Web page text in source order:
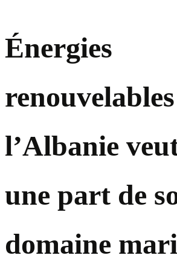
Énergies
l’Albanie
une part de
domaine